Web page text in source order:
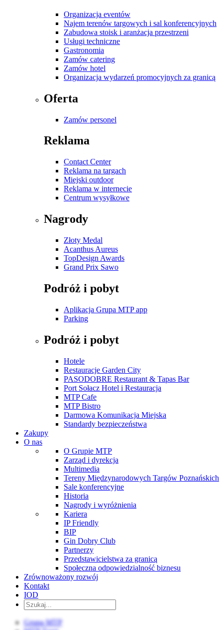
Organizacja eventów
Najem terenów targowych i sal konferencyjnych
Zabudowa stoisk i aranżacja przestrzeni
Usługi techniczne
Gastronomia
Zamów catering
Zamów hotel
Organizacja wydarzeń promocyjnych za granicą
Oferta
Zamów personel
Reklama
Contact Center
Reklama na targach
Miejski outdoor
Reklama w internecie
Centrum wysyłkowe
Nagrody
Złoty Medal
Acanthus Aureus
TopDesign Awards
Grand Prix Sawo
Podróż i pobyt
Aplikacja Grupa MTP app
Parking
Podróż i pobyt
Hotele
Restauracje Garden City
PASODOBRE Restaurant & Tapas Bar
Port Sołacz Hotel i Restauracja
MTP Cafe
MTP Bistro
Darmowa Komunikacja Miejska
Standardy bezpieczeństwa
Zakupy
O nas
O Grupie MTP
Zarząd i dyrekcja
Multimedia
Tereny Międzynarodowych Targów Poznańskich
Sale konferencyjne
Historia
Nagrody i wyróżnienia
Kariera
IP Friendly
BIP
Gin Dobry Club
Partnerzy
Przedstawicielstwa za granicą
Społeczna odpowiedzialność biznesu
Zrównoważony rozwój
Kontakt
IOD
Grupa MTP